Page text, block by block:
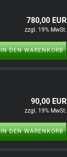
780,00 EUR
zzgl. 19% MwSt.
IN DEN WARENKORB
90,00 EUR
zzgl. 19% MwSt.
IN DEN WARENKORB